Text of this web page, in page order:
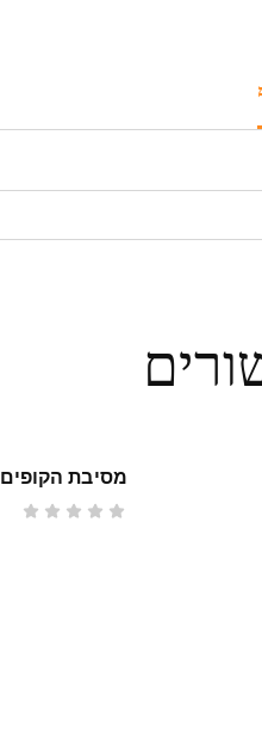
מסיבת הקופים